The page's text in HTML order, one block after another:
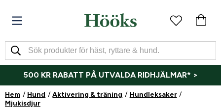
500 KR RABATT PÅ UTVALDA RIDHJÄLMAR* >
Hem Hund Aktivering & träning
Hundleksaker
Mjukisdjur